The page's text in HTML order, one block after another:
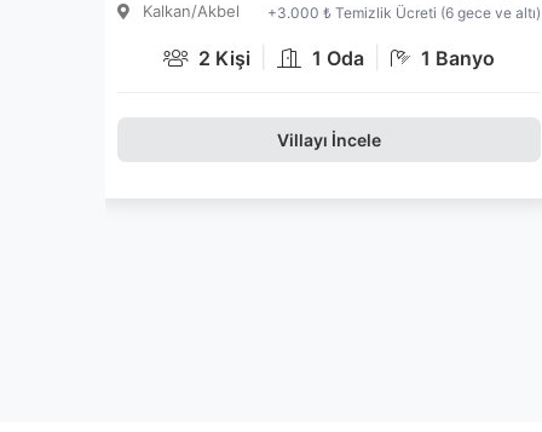
+5.000 ₺ Temizlik Ücreti (6 gece ve altı)
4 Kişi 2 Oda 2 Banyo
Villayı İncele